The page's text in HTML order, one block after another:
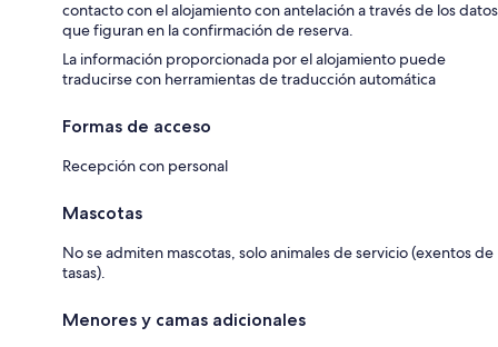
contacto con el alojamiento con antelación a través de los datos
que figuran en la confirmación de reserva.
La información proporcionada por el alojamiento puede
traducirse con herramientas de traducción automática
Formas de acceso
Recepción con personal
Mascotas
No se admiten mascotas, solo animales de servicio (exentos de
tasas).
Menores y camas adicionales